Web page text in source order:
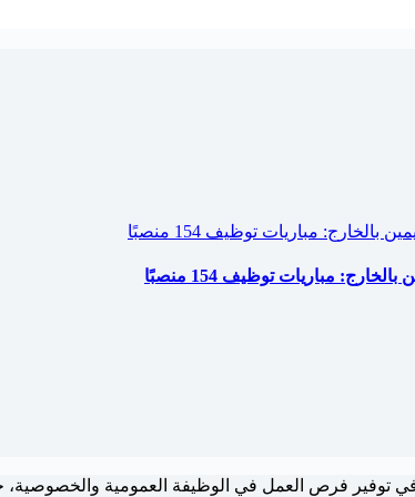
مباريات توظيف 154 منصبًا
توفير فرص العمل في الوظيفة العمومية